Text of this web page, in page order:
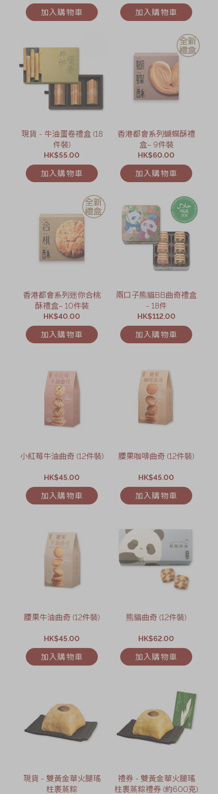
加入購物車 加入購物車
現貨 - 牛油蛋卷禮盒 (18
件裝)
HK$55.00
加入購物車
香港都會系列蝴蝶酥禮
盒– 9件裝
HK$60.00
加入購物車
香港都會系列迷你合桃
酥禮盒– 10件裝
HK$40.00
加入購物車
兩口子熊貓BB曲奇禮盒
- 18件
HK$112.00
加入購物車
小紅莓牛油曲奇 (12件裝)
HK$45.00
加入購物車
腰果咖啡曲奇 (12件裝)
HK$45.00
加入購物車
腰果牛油曲奇 (12件裝)
HK$45.00
加入購物車
熊貓曲奇 (12件裝)
HK$62.00
加入購物車
現貨 - 雙黃金華火腿瑤
柱裹蒸粽
禮券 - 雙黃金華火腿瑤
柱裹蒸粽禮券 (約600克)